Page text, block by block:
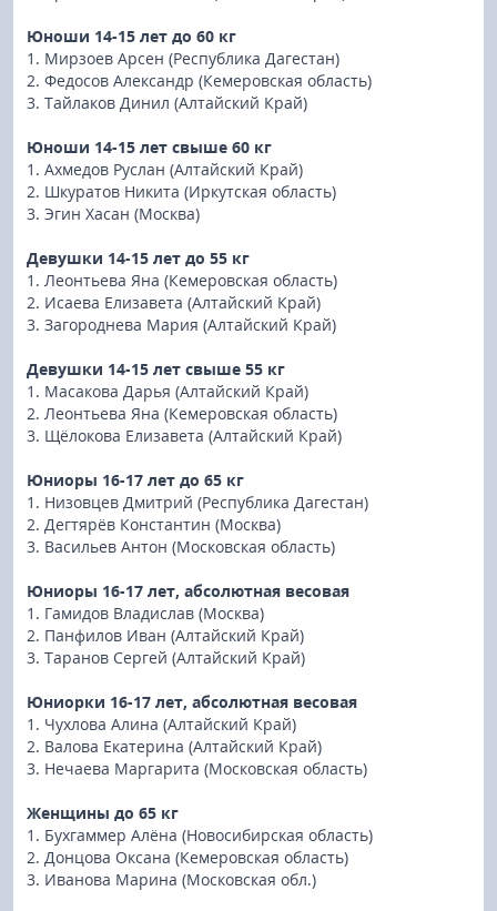
Юноши 14-15 лет до 60 кг
1. Мирзоев Арсен (Республика Дагестан)
2. Федосов Александр (Кемеровская область)
3. Тайлаков Динил (Алтайский Край)
Юноши 14-15 лет свыше 60 кг
1. Ахмедов Руслан (Алтайский Край)
2. Шкуратов Никита (Иркутская область)
3. Эгин Хасан (Москва)
Девушки 14-15 лет до 55 кг
1. Леонтьева Яна (Кемеровская область)
2. Исаева Елизавета (Алтайский Край)
3. Загороднева Мария (Алтайский Край)
Девушки 14-15 лет свыше 55 кг
1. Масакова Дарья (Алтайский Край)
2. Леонтьева Яна (Кемеровская область)
3. Щёлокова Елизавета (Алтайский Край)
Юниоры 16-17 лет до 65 кг
1. Низовцев Дмитрий (Республика Дагестан)
2. Дегтярёв Константин (Москва)
3. Васильев Антон (Московская область)
Юниоры 16-17 лет, абсолютная весовая
1. Гамидов Владислав (Москва)
2. Панфилов Иван (Алтайский Край)
3. Таранов Сергей (Алтайский Край)
Юниорки 16-17 лет, абсолютная весовая
1. Чухлова Алина (Алтайский Край)
2. Валова Екатерина (Алтайский Край)
3. Нечаева Маргарита (Московская область)
Женщины до 65 кг
1. Бухгаммер Алёна (Новосибирская область)
2. Донцова Оксана (Кемеровская область)
3. Иванова Марина (Московская обл.)